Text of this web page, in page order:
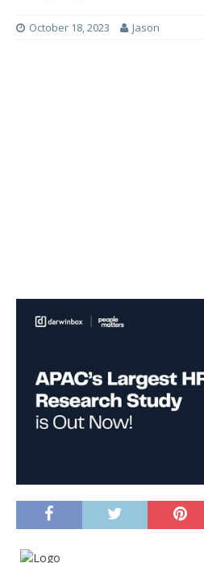
October 18, 2023 Jason